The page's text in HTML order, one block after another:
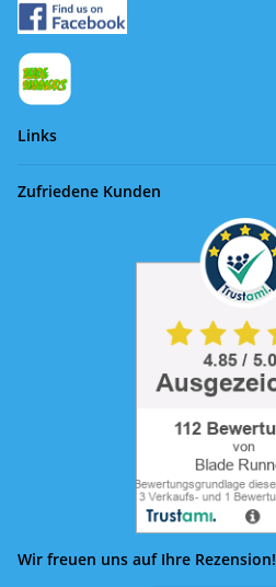
Links
Zufriedene Kunden
Wir freuen uns auf Ihre Rezension!